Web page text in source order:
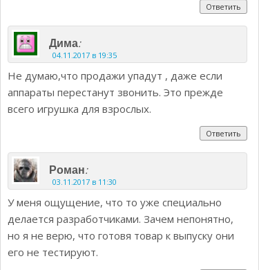
Ответить
Дима:
04.11.2017 в 19:35
Не думаю,что продажи упадут , даже если
аппараты перестанут звонить. Это прежде
всего игрушка для взрослых.
Ответить
Роман:
03.11.2017 в 11:30
У меня ощущение, что то уже специально
делается разработчиками. Зачем непонятно,
но я не верю, что готовя товар к выпуску они
его не тестируют.